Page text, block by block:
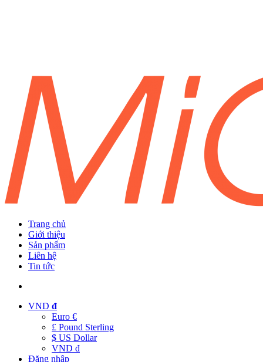
Trang chủ
Giới thiệu
Sản phẩm
Liên hệ
Tin tức
VND đ
Euro €
£ Pound Sterling
$ US Dollar
VND đ
Đăng nhập